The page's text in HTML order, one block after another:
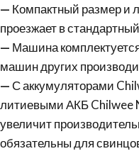
— Компактный размер и
проезжает в
— Машина
машин других
—С аккумуляторами
литиевыми АКБ Chilwee
увеличит
обязательны для